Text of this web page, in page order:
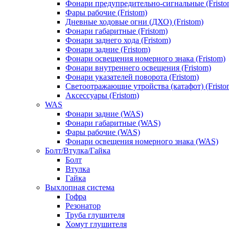
Фонари предупредительно-сигнальные
Фары рабочие (Fristom)
Дневные ходовые огни (ДХО) (Fristom)
Фонари габаритные (Fristom)
Фонари заднего хода (Fristom)
Фонари задние (Fristom)
Фонари освещения номерного знака (Fristom)
Фонари внутреннего освещения (Fristom)
Фонари указателей поворота (Fristom)
Светоотражающие утройства (катафот)
Аксессуары (Fristom)
WAS
Фонари задние (WAS)
Фонари габаритные (WAS)
Фары рабочие (WAS)
Фонари освещения номерного знака (WAS)
Болт/Втулка/Гайка
Болт
Втулка
Гайка
Выхлопная система
Гофра
Резонатор
Труба глушителя
Хомут глушителя